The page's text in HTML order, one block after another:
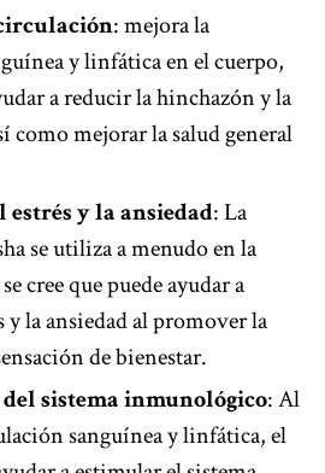
: mejora la
y linfática en el cuerpo,
a reducir la hinchazón y la
como mejorar la salud general
estrés y la ansiedad: La
se utiliza a menudo en la
cree que puede ayudar a
y la ansiedad al promover la
de bienestar.
sistema inmunológico: Al
sanguínea y linfática, el